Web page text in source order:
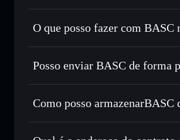
BASC token verificado
O que posso fazer com BASC
BASC
Carteira Solflare
Trocar instantaneamente — trocar
Utilizar DCA— investir de forma
Enviar de forma privada—
Privacidade integrado da Solflare
Posso enviar BASC de forma
Carteira Solflare
Como posso armazenarBASC